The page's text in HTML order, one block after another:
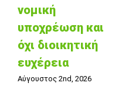
νομική
υποχρέωση και
όχι διοικητική
ευχέρεια
Αύγουστος 2nd, 2026